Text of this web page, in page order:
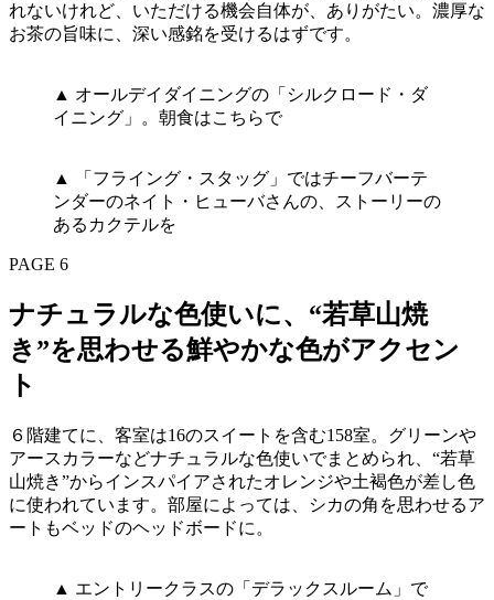
れないけれど、いただける機会自体が、ありがたい。濃厚な
お茶の旨味に、深い感銘を受けるはずです。
▲ オールデイダイニングの「シルクロード・ダ
イニング」。朝食はこちらで
▲ 「フライング・スタッグ」ではチーフバーテ
ンダーのネイト・ヒューバさんの、ストーリーの
あるカクテルを
PAGE 6
ナチュラルな色使いに、“若草山焼
き”を思わせる鮮やかな色がアクセン
ト
６階建てに、客室は16のスイートを含む158室。グリーンや
アースカラーなどナチュラルな色使いでまとめられ、“若草
山焼き”からインスパイアされたオレンジや土褐色が差し色
に使われています。部屋によっては、シカの角を思わせるア
ートもベッドのヘッドボードに。
▲ エントリークラスの「デラックスルーム」で